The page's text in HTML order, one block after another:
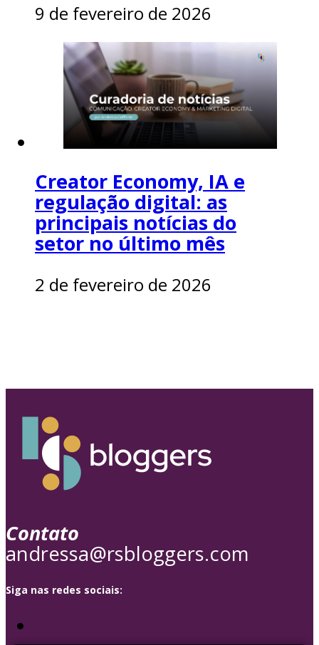
9 de fevereiro de 2026
Creator Economy, IA e
regulação digital: as
principais notícias do
setor no último mês
2 de fevereiro de 2026
Contato
andressa@rsbloggers.com
Siga nas redes sociais: